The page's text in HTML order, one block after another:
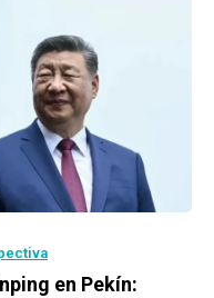
en Pekín: